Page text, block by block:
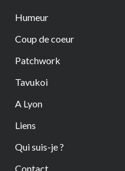
Humeur
Coup de coeur
Patchwork
Tavukoi
A Lyon
Liens
Qui suis-je ?
Contact